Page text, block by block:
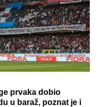
prvaka dobio
u baraž, poznat je i